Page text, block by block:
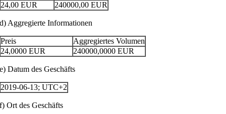
24,00 EUR 240000,00 EUR
d) Aggregierte Informationen
Preis
Aggregiertes Volumen
24,0000 EUR 240000,0000 EUR
e) Datum des Geschäfts
2019-06-13; UTC+2
f) Ort des Geschäfts